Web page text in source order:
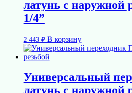
латунь с наружной
1/4”
2 443 ₽ В корзину
Универсальный
латунь с наружной